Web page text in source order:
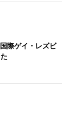
際ゲイ・レズビ